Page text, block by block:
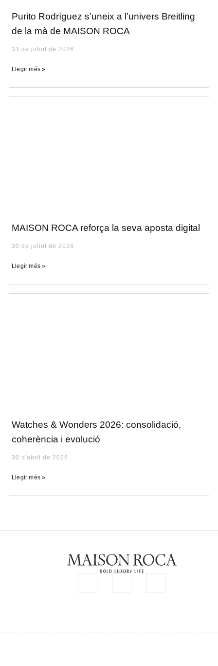
Purito Rodríguez s’uneix a l’univers Breitling
de la mà de MAISON ROCA
31 de juliol de 2026
Llegir més »
MAISON ROCA reforça la seva aposta digital
30 de juliol de 2026
Llegir més »
Watches & Wonders 2026: consolidació,
coherència i evolució
30 d'abril de 2026
Llegir més »